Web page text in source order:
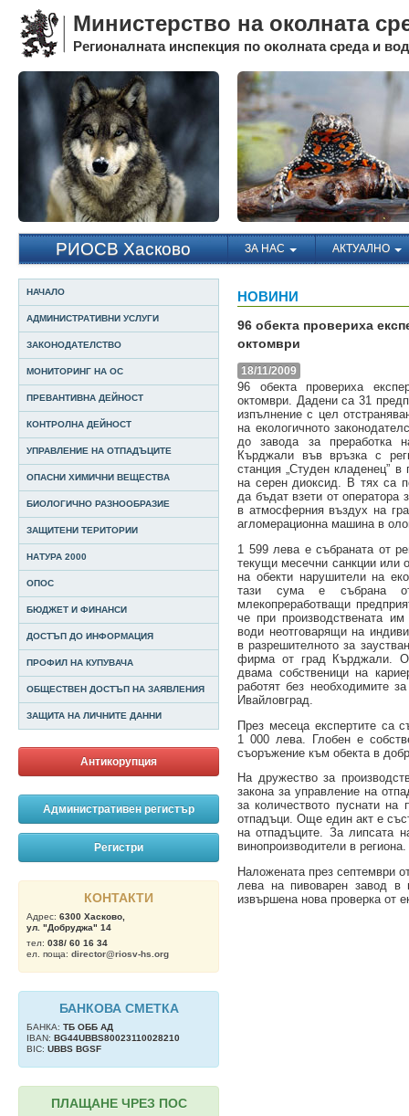
Министерство на околната
Регионалната инспекция по околната среда и
РИОСВ Хасково ЗА НАС АКТУАЛНО
НАЧАЛО
АДМИНИСТРАТИВНИ УСЛУГИ
ЗАКОНОДАТЕЛСТВО
МОНИТОРИНГ НА ОС
ПРЕВАНТИВНА ДЕЙНОСТ
КОНТРОЛНА ДЕЙНОСТ
УПРАВЛЕНИЕ НА ОТПАДЪЦИТЕ
ОПАСНИ ХИМИЧНИ ВЕЩЕСТВА
БИОЛОГИЧНО РАЗНООБРАЗИЕ
ЗАЩИТЕНИ ТЕРИТОРИИ
НАТУРА 2000
ОПОС
БЮДЖЕТ И ФИНАНСИ
ДОСТЪП ДО ИНФОРМАЦИЯ
ПРОФИЛ НА КУПУВАЧА
ОБЩЕСТВЕН ДОСТЪП НА ЗАЯВЛЕНИЯ
ЗАЩИТА НА ЛИЧНИТЕ ДАННИ
Антикорупция
Административен регистър
Регистри
КОНТАКТИ
Адрес: 6300 Хасково,
ул. "Добруджа" 14
тел: 038/ 60 16 34
ел. поща: director@riosv-hs.org
БАНКОВА СМЕТКА
БАНКА: ТБ OББ АД
IBAN: BG44UBBS80023110028210
BIC: UBBS BGSF
ПЛАЩАНЕ ЧРЕЗ ПОС
НОВИНИ
96 обекта провериха
октомври
18/11/2009
96 обекта провериха
октомври. Дадени са 31
изпълнение с цел
на екологичното
до завода за преработка
Кърджали във връзка с
станция „Студен кладенец”
на серен диоксид. В тях са
да бъдат взети от оператора
в атмосферния въздух на
агломерационна машина в
1 599 лева е събраната от
текущи месечни санкции или
на обекти нарушители на
тази сума е събрана
млекопреработващи
че при производствената
води неотговарящи на
в разрешителното за
фирма от град Кърджали.
двама собственици на
работят без необходимите
Ивайловград.
През месеца експертите са
1 000 лева. Глобен е
съоръжение към обекта в
На дружество за
закона за управление на
за количеството пуснати на
отпадъци. Още един акт е
на отпадъците. За липсата
винопроизводители в региона.
Наложената през септември
лева на пивоварен завод в
извършена нова проверка от